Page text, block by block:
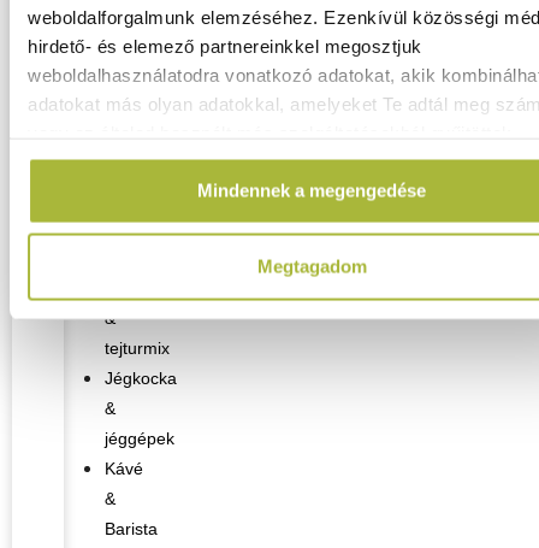
weboldalforgalmunk elemzéséhez. Ezenkívül közösségi
hirdető- és elemező partnereinkkel megosztjuk
weboldalhasználatodra vonatkozó adatokat, akik
adatokat más olyan adatokkal, amelyeket Te adtál meg
Mindennek a megengedése
Megtagadom
Bár
&
Kávé
Borhűtők
Gyümölcsprés
&
&
tejturmix
Jégkocka
&
jéggépek
Kávé
&
Barista